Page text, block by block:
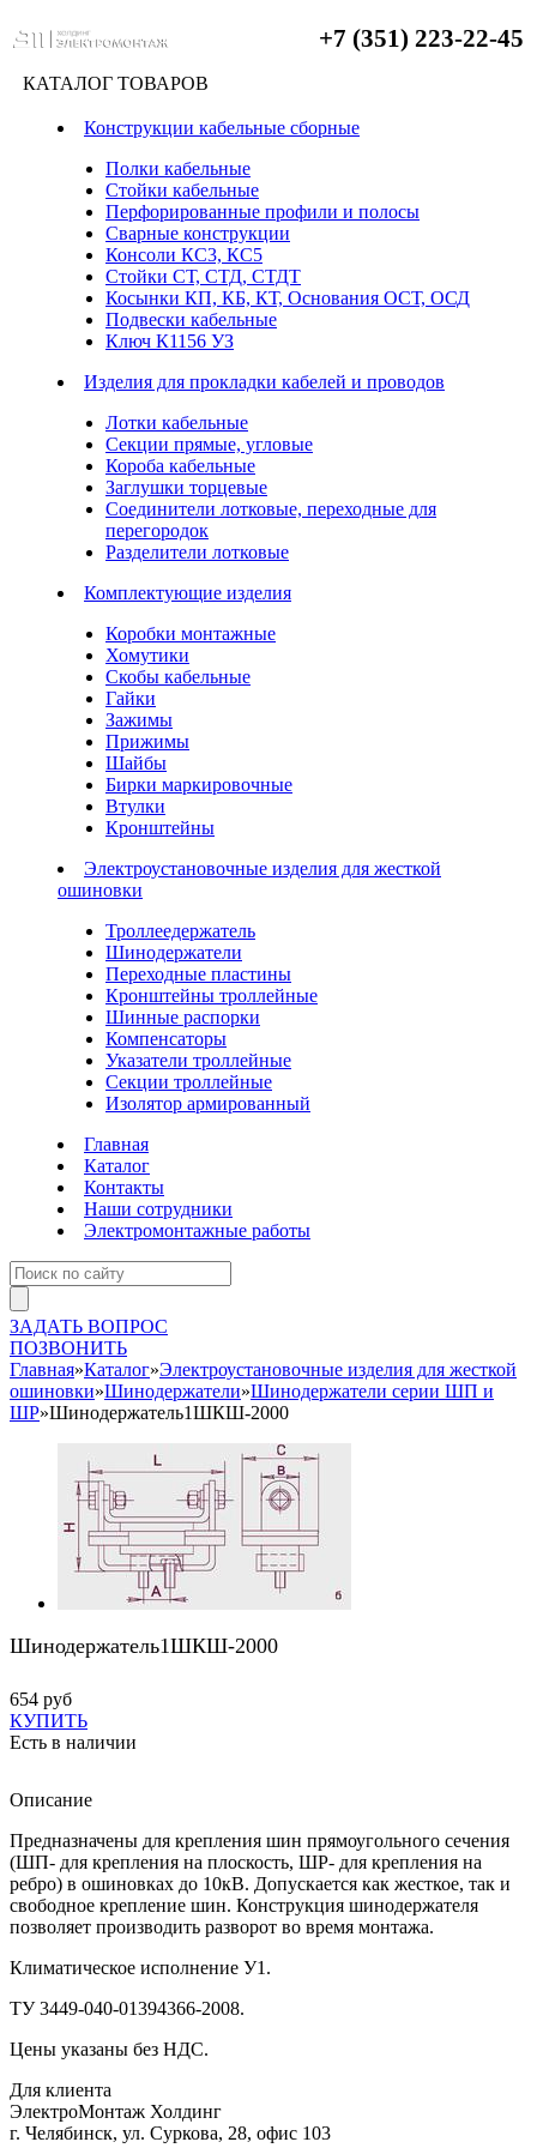
+7 (351) 223-22-45
КАТАЛОГ ТОВАРОВ
Конструкции кабельные сборные
Полки кабельные
Стойки кабельные
Перфорированные профили и полосы
Сварные конструкции
Консоли КС3, КС5
Стойки СТ, СТД, СТДТ
Косынки КП, КБ, КТ, Основания ОСТ, ОСД
Подвески кабельные
Ключ К1156 УЗ
Изделия для прокладки кабелей и проводов
Лотки кабельные
Секции прямые, угловые
Короба кабельные
Заглушки торцевые
Соединители лотковые, переходные для
перегородок
Разделители лотковые
Комплектующие изделия
Коробки монтажные
Хомутики
Скобы кабельные
Гайки
Зажимы
Прижимы
Шайбы
Бирки маркировочные
Втулки
Кронштейны
Электроустановочные изделия для жесткой
ошиновки
Троллеедержатель
Шинодержатели
Переходные пластины
Кронштейны троллейные
Шинные распорки
Компенсаторы
Указатели троллейные
Секции троллейные
Изолятор армированный
Главная
Каталог
Контакты
Наши сотрудники
Электромонтажные работы
ЗАДАТЬ ВОПРОС
ПОЗВОНИТЬ
Главная»Каталог»Электроустановочные изделия для жесткой
ошиновки»Шинодержатели»Шинодержатели серии ШП и
ШР»Шинодержатель1ШКШ-2000
Шинодержатель1ШКШ-2000
654 руб
КУПИТЬ
Есть в наличии
Описание
Предназначены для крепления шин прямоугольного сечения
(ШП- для крепления на плоскость, ШР- для крепления на
ребро) в ошиновках до 10кВ. Допускается как жесткое, так и
свободное крепление шин. Конструкция шинодержателя
позволяет производить разворот во время монтажа.
Климатическое исполнение У1.
ТУ 3449-040-01394366-2008.
Цены указаны без НДС.
Для клиента
ЭлектроМонтаж Холдинг
г. Челябинск, ул. Суркова, 28, офис 103